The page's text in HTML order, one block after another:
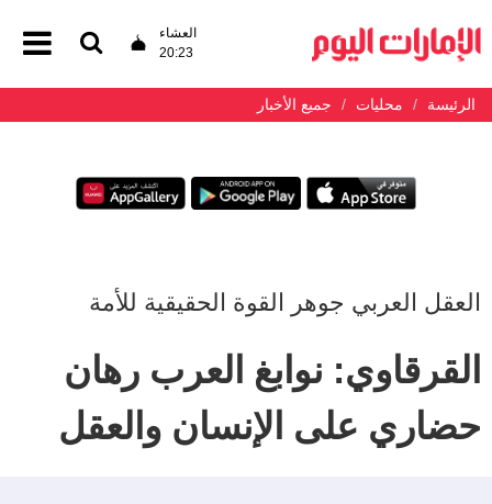
العشاء
20:23
الرئيسة محليات جميع الأخبار
العقل العربي جوهر القوة الحقيقية للأمة
القرقاوي: نوابغ العرب رهان
حضاري على الإنسان والعقل